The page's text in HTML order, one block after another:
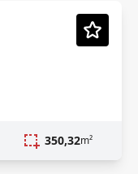
Pré-lançamento
350,32m²